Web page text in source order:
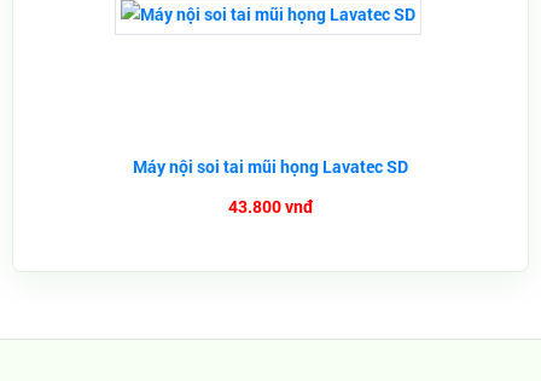
Máy nội soi tai mũi họng Lavatec SD
43.800 vnđ